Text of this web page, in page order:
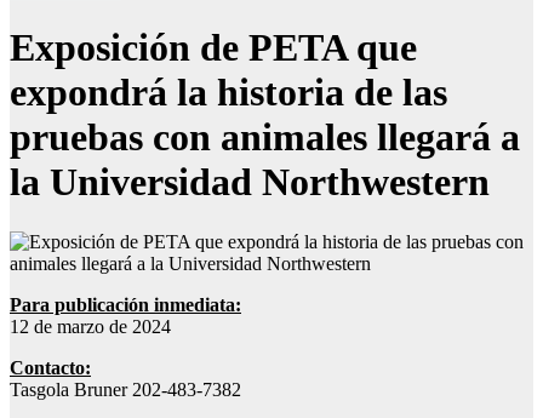
Exposición de PETA que
expondrá la historia de las
pruebas con animales llegará a
la Universidad Northwestern
Para publicación inmediata:
12 de marzo de 2024
Contacto:
Tasgola Bruner 202-483-7382